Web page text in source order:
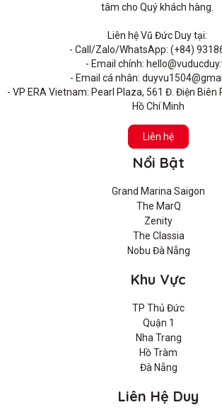
tâm cho Quý khách hàng.
Liên hệ Vũ Đức Duy tại:
- Call/Zalo/WhatsApp: (+84)
- Email chính:
- Email cá nhân:
- VP ERA Vietnam: Pearl Plaza, 561 Đ. Điện Biên
Hồ Chí Minh
Liên hệ
Nổi Bật
Grand Marina Saigon
The MarQ
Zenity
The Classia
Nobu Đà Nẵng
Khu Vực
TP Thủ Đức
Quận 1
Nha Trang
Hồ Tràm
Đà Nẵng
Liên Hệ Duy